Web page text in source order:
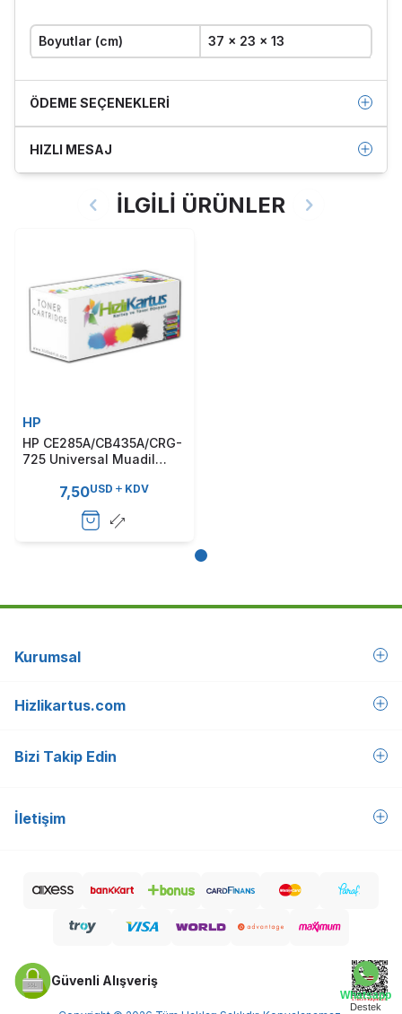
Whatsapp
Destek
Boyutlar (cm) 37 x 23 x 13
ÖDEME SEÇENEKLERI
HIZLI MESAJ
İLGİLİ ÜRÜNLER
HP
HP CE285A/CB435A/CRG-
725 Universal Muadil
7,50USD KDV
Kurumsal
Hizlikartus.com
Bizi Takip Edin
İletişim
Güvenli Alışveriş